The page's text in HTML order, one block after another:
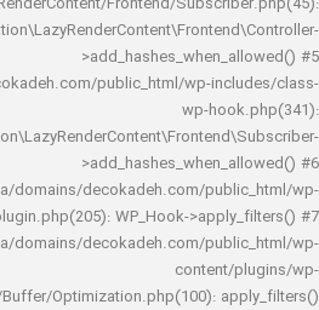
decokadeh.com/public_html/wp-
wp-
decoka/domains/decokadeh.com/
includes/plugin.php(205): WP_Hook-
decoka/domains/decokadeh.com/
Buffer/Optimization.php(100):